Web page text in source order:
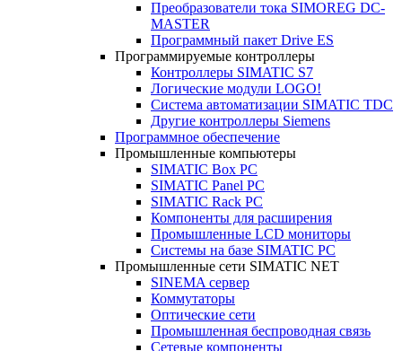
Преобразователи тока SIMOREG DC-
MASTER
Программный пакет Drive ES
Программируемые контроллеры
Контроллеры SIMATIC S7
Логические модули LOGO!
Система автоматизации SIMATIC TDC
Другие контроллеры Siemens
Программное обеспечение
Промышленные компьютеры
SIMATIC Box PC
SIMATIC Panel PС
SIMATIC Rack PC
Компоненты для расширения
Промышленные LCD мониторы
Системы на базе SIMATIC PC
Промышленные сети SIMATIC NET
SINEMA сервер
Коммутаторы
Оптические сети
Промышленная беспроводная связь
Сетевые компоненты